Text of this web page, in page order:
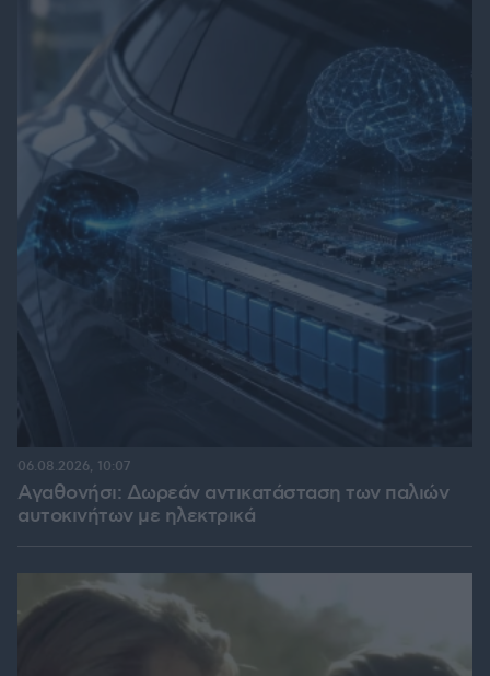
Αγαθονήσι: Δωρεάν αντικατάσταση των παλιών
αυτοκινήτων με ηλεκτρικά
06.08.2026, 10:07